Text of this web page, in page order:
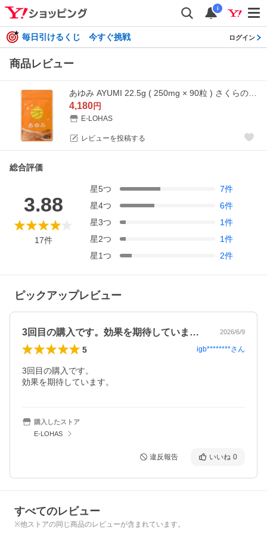
i
毎日引けるくじ 今すぐ挑戦 ログイン
商品レビュー
4,180円
E-LOHAS
レビューを投稿する
総合評価
3.88
17件
星5つ 7件
星4つ 6件
星3つ 1件
星2つ 1件
星1つ 2件
ピックアップレビュー
3回目の購入です。効果を期待しています… 2026/6/9
5 igb********さん
3回目の購入です。
効果を期待しています。
購入したストア
E-LOHAS
違反報告 いいね 0
すべてのレビュー
※他ストアの同じ商品のレビューが含まれています。